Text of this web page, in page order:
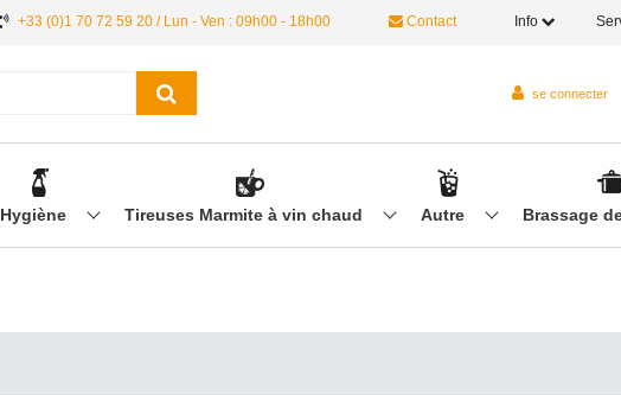
+33 (0)1 70 72 59 20 / Lun - Ven : 09h00 - 18h00 Contact Info
se connecter
Hygiène Tireuses Marmite à vin chaud Autre Brassage